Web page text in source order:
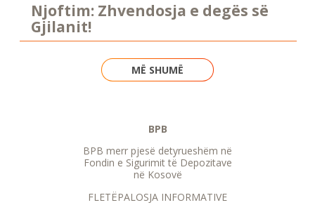
Njoftim: Zhvendosja e degës së
Gjilanit!
MË SHUMË
BPB
BPB merr pjesë detyrueshëm në
Fondin e Sigurimit të Depozitave
në Kosovë
FLETËPALOSJA INFORMATIVE